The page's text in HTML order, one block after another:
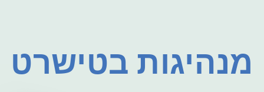
מנהיגות בטישרט